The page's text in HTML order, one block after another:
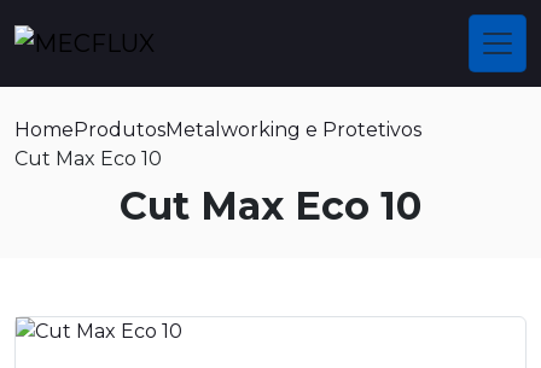
HomeProdutosMetalworking e Protetivos
Cut Max Eco 10
Cut Max Eco 10